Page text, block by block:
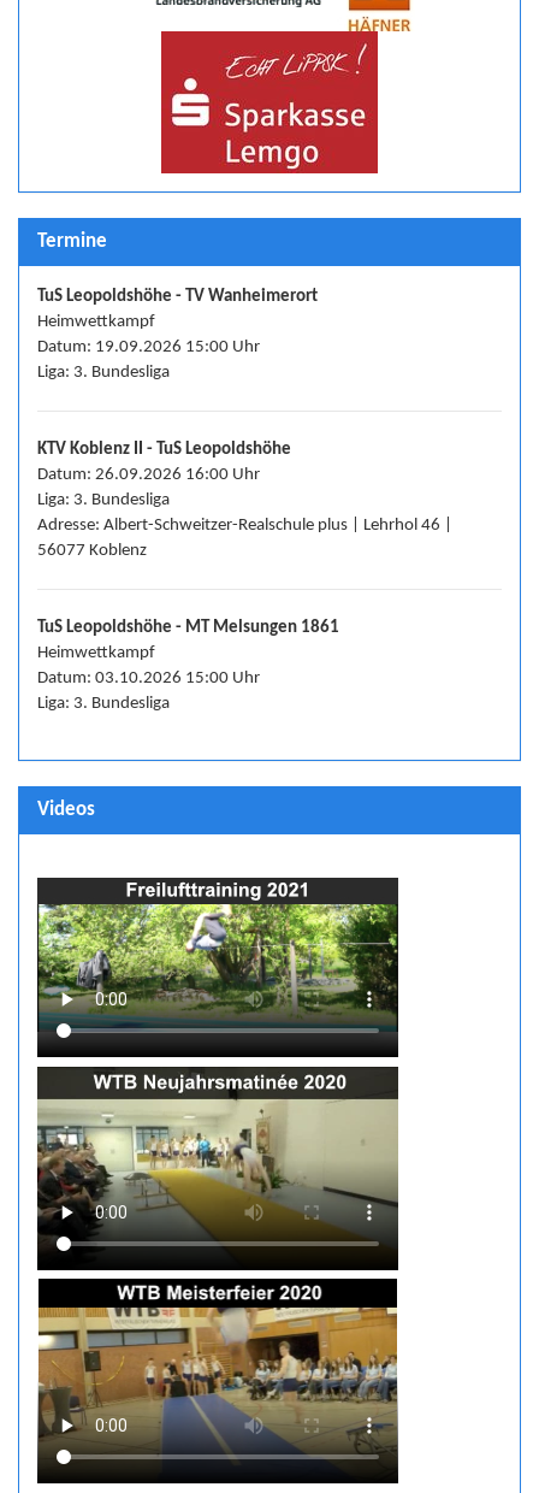
Termine
TuS Leopoldshöhe - TV Wanheimerort
Heimwettkampf
Datum: 19.09.2026 15:00 Uhr
Liga: 3. Bundesliga
KTV Koblenz II - TuS Leopoldshöhe
Datum: 26.09.2026 16:00 Uhr
Liga: 3. Bundesliga
Adresse: Albert-Schweitzer-Realschule plus | Lehrhol 46 |
56077 Koblenz
TuS Leopoldshöhe - MT Melsungen 1861
Heimwettkampf
Datum: 03.10.2026 15:00 Uhr
Liga: 3. Bundesliga
Videos